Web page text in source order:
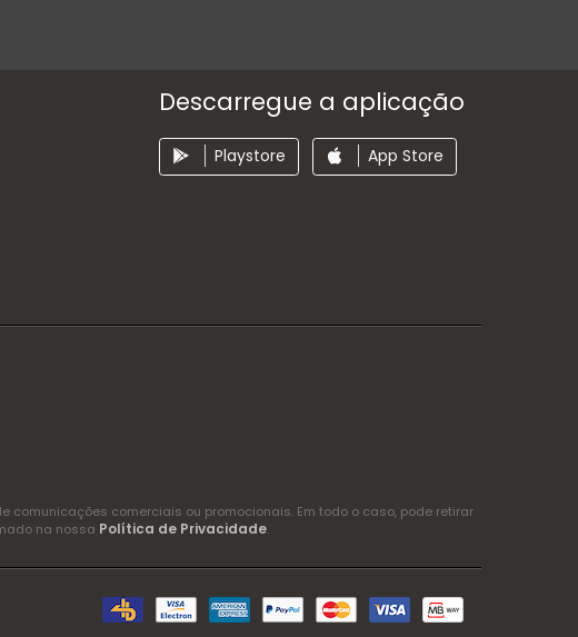
Descarregue a aplicação
Playstore App Store
comerciais ou promocionais. Em todo o caso, pode retirar
na nossa Política de Privacidade.